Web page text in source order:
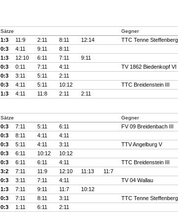
Sätze Gegner
1:3 11:9 2:11 8:11 12:14 TTC Tenne
0:3 4:11 9:11
8:11
1:3 12:10 6:11 7:11
9:11
0:3 0:11 7:11 4:11 TV 1862 Biedenkopf VI
0:3 3:11 5:11
2:11
0:3 4:11 5:11 10:12 TTC Breidenstein III
1:3 4:11 11:8 2:11 2:11
Sätze Gegner
0:3 7:11 5:11 6:11 FV 09 Breidenbach III
0:3 8:11 4:11
4:11
0:3 5:11 4:11 3:11 TTV Angelburg V
0:3 6:11 10:12
10:12
0:3 6:11 6:11 4:11 TTC Breidenstein III
3:2 7:11 11:9 12:10 11:13
11:7
0:3 3:11 7:11 4:11 TV 04 Wallau
1:3 7:11 9:11 11:7
10:12
0:3 7:11 8:11 3:11 TTC Tenne
0:3 1:11 6:11
2:11